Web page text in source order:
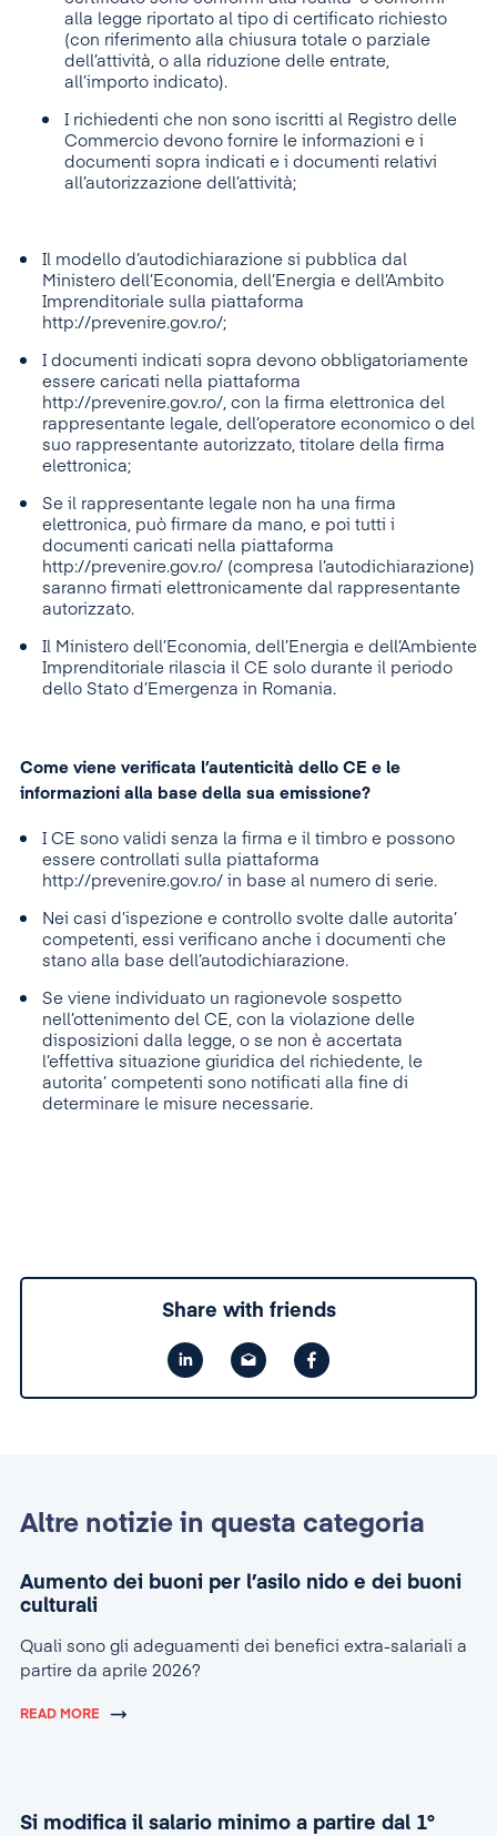
alla legge riportato al tipo di certificato richiesto
(con riferimento alla chiusura totale o parziale
dell’attività, o alla riduzione delle entrate,
all’importo indicato).
I richiedenti che non sono iscritti al Registro delle
Commercio devono fornire le informazioni e i
documenti sopra indicati e i documenti relativi
all’autorizzazione dell’attività;
Il modello d’autodichiarazione si pubblica dal
Ministero dell’Economia, dell’Energia e dell’Ambito
Imprenditoriale sulla piattaforma
http://prevenire.gov.ro/;
I documenti indicati sopra devono obbligatoriamente
essere caricati nella piattaforma
http://prevenire.gov.ro/, con la firma elettronica del
rappresentante legale, dell’operatore economico o del
suo rappresentante autorizzato, titolare della firma
elettronica;
Se il rappresentante legale non ha una firma
elettronica, può firmare da mano, e poi tutti i
documenti caricati nella piattaforma
http://prevenire.gov.ro/ (compresa l’autodichiarazione)
saranno firmati elettronicamente dal rappresentante
autorizzato.
Il Ministero dell’Economia, dell’Energia e dell’Ambiente
Imprenditoriale rilascia il CE solo durante il periodo
dello Stato d’Emergenza in Romania.
Come viene verificata l’autenticità dello CE e le
informazioni alla base della sua emissione?
I CE sono validi senza la firma e il timbro e possono
essere controllati sulla piattaforma
http://prevenire.gov.ro/ in base al numero di serie.
Nei casi d’ispezione e controllo svolte dalle autorita’
competenti, essi verificano anche i documenti che
stano alla base dell’autodichiarazione.
Se viene individuato un ragionevole sospetto
nell’ottenimento del CE, con la violazione delle
disposizioni dalla legge, o se non è accertata
l’effettiva situazione giuridica del richiedente, le
autorita’ competenti sono notificati alla fine di
determinare le misure necessarie.
Share with friends
Altre notizie in questa categoria
Aumento dei buoni per l’asilo nido e dei buoni
culturali
Quali sono gli adeguamenti dei benefici extra-salariali a
partire da aprile 2026?
READ MORE
Si modifica il salario minimo a partire dal 1°